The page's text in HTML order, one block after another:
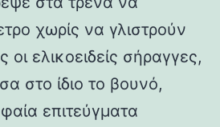
χωρίς να γλιστρούν
οι ελικοειδείς σήραγγες,
στο ίδιο το βουνό,
επιτεύγματα